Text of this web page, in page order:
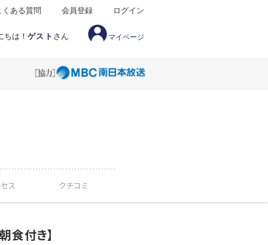
ちは！ゲスト さん マイページ
くある質問 会員登録 ログイン
ス クチコミ
食付き】